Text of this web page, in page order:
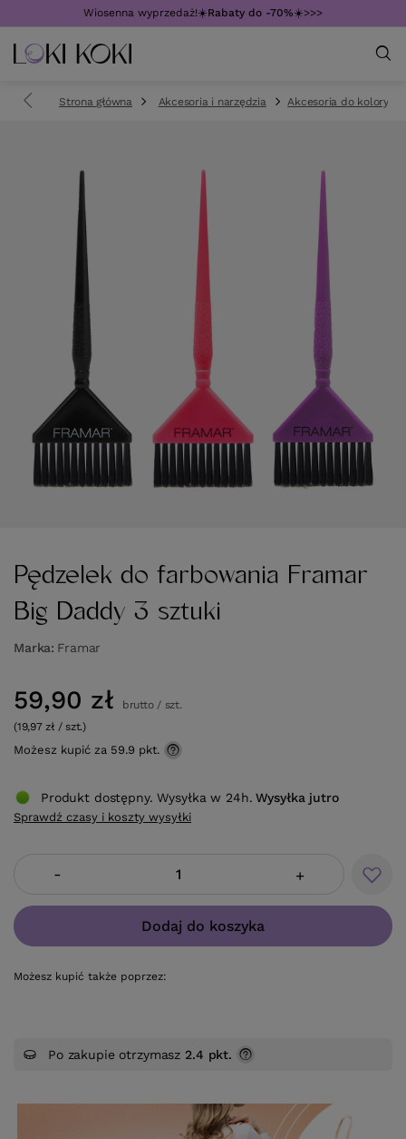
Wiosenna wyprzedaż!☀️Rabaty do -70%☀️>>>
Strona główna Akcesoria i narzędzia Akcesoria do
Pędzelek do farbowania Framar
Big Daddy 3 sztuki
Marka Framar
59,90 zł brutto/ szt.
(19,97 zł / szt.)
Możesz kupić za 59.9 pkt.
- +
Dodaj do koszyka
Możesz kupić także poprzez:
Produkt dostępny. Wysyłka w 24h. Wysyłka jutro
Sprawdź czasy i koszty wysyłki
Po zakupie otrzymasz 2.4 pkt.